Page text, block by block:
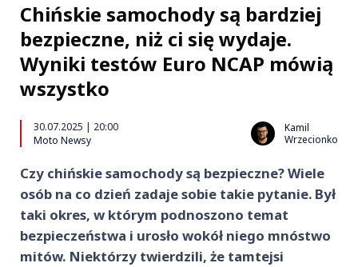
Chińskie samochody są bardziej
bezpieczne, niż ci się wydaje.
Wyniki testów Euro NCAP mówią
wszystko
30.07.2025 | 20:00
Moto Newsy
Kamil
Wrzecionko
Czy chińskie samochody są bezpieczne? Wiele
osób na co dzień zadaje sobie takie pytanie. Był
taki okres, w którym podnoszono temat
bezpieczeństwa i urosło wokół niego mnóstwo
mitów. Niektórzy twierdzili, że tamtejsi